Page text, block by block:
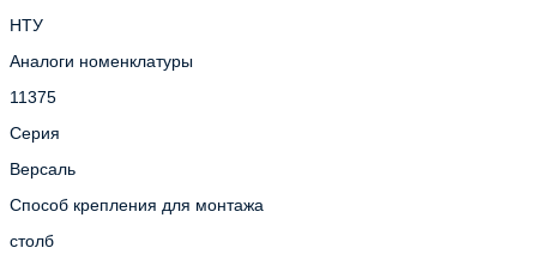
НТУ
Аналоги номенклатуры
11375
Серия
Версаль
Способ крепления для монтажа
столб